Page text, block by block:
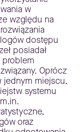
w
względu na
dostępu
posiadał
Oprócz
jednym miejscu,
systemu
oraz